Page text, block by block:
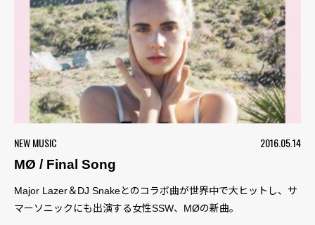
NEW MUSIC
2016.05.14
MØ / Final Song
Major Lazer＆DJ Snakeとのコラボ曲が世界中で大ヒットし、サ
マーソニックにも出演する女性SSW、MØの新曲。